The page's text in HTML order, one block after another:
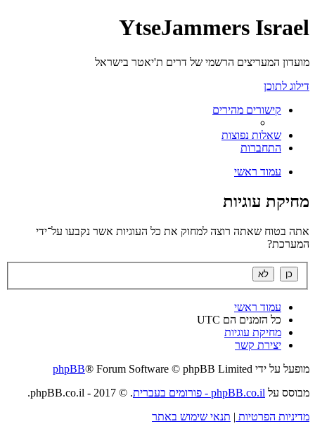
YtseJammers Israel
מועדון המעריצים הרשמי של דרים ת'יאטר בישראל
דילוג לתוכן
קישורים מהירים
שאלות נפוצות
התחברות
עמוד ראשי
מחיקת עוגיות
אתה בטוח שאתה רוצה למחוק את כל העוגיות אשר נקבעו על־ידי
המערכת?
עמוד ראשי
כל הזמנים הם UTC
מחיקת עוגיות
יצירת קשר
מופעל על ידי
phpBB® Forum Software © phpBB Limited
מבוסס על phpBB.co.il - פורומים בעברית
. © 2017 - phpBB.co.il.
מדיניות הפרטיות | תנאי שימוש באתר